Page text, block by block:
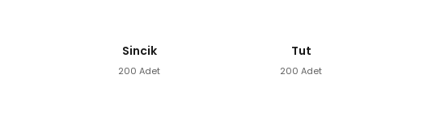
Sincik
200 Adet
Tut
200 Adet